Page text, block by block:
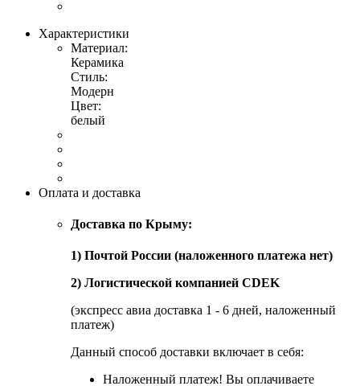
Характеристики
Материал:
Керамика
Стиль:
Модерн
Цвет:
белый
Оплата и доставка
Доставка по Крыму:
1) Почтой России (наложенного платежа нет)
2) Логистической компанией CDEK
(экспресс авиа доставка 1 - 6 дней, наложенный
платеж)
Данный способ доставки включает в себя:
Наложенный платеж! Вы оплачиваете